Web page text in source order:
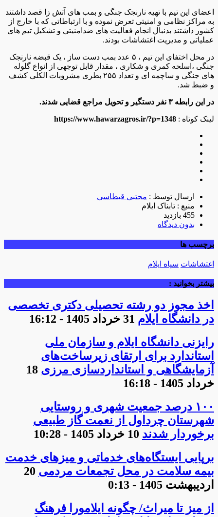
اعضای این تیم با تهیه نارنجک جنگی و بمب های آتش زا قصد داشتند
به مراکز نظامی و امنیتی تعرض نموده و با ارتباطاتی که با خارج از
کشور داشتند بدنبال انجام فعالیت های ضدامنیتی و تشکیل تیم های
عملیاتی و مدیریت اغتشاشات بودند.
در محل اختفای این تیم ، ۵ عدد بمب دست ساز ، یک قبضه نارنجک
جنگی ،اسلحه کمری و شکاری ، مقدار قابل توجهی از انواع گلوله
های جنگی و ساچمه ای و تعداد ۲۵۵ بطری مشروبات الکلی کشف
و ضبط شد.
در این رابطه ۳ نفر دستگیر و تحویل مراجع قضایی شدند.
لینک کوتاه : https://www.hawarzagros.ir/?p=1348
ارسال توسط : مجتبی قیطاسی
منبع : تابناک ایلام
455 بازدید
بدون دیدگاه
برچسب ها
اغتشاشات سپاه ایلام
بیشتر بخوانید :
اخذ مجوز دو رشته تحصیلی دکتری تخصصی
در دانشگاه ایلام 31 خرداد 1405 - 16:12
رایزنی دانشگاه ایلام و سازمان ملی
استاندارد برای ارتقای زیرساخت‌های
آزمایشگاهی و استانداردسازی مرزی 18
خرداد 1405 - 16:18
۱۰۰ درصد جمعیت شهری و روستایی
شهرستان چرداول از نعمت گاز طبیعی
برخوردار شدند 10 خرداد 1405 - 10:28
برپایی ایستگاه‌های خدماتی و میزهای خدمت
بیمه سلامت در محل تجمعات مردمی 20
اردیبهشت 1405 - 0:13
از میز تا میراث/ چگونه ایلامورا فرهنگ